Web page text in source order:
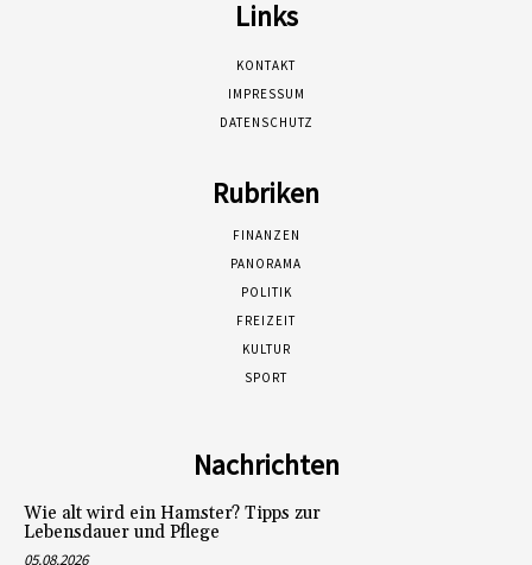
Links
KONTAKT
IMPRESSUM
DATENSCHUTZ
Rubriken
FINANZEN
PANORAMA
POLITIK
FREIZEIT
KULTUR
SPORT
Nachrichten
Wie alt wird ein Hamster? Tipps zur
Lebensdauer und Pflege
05.08.2026